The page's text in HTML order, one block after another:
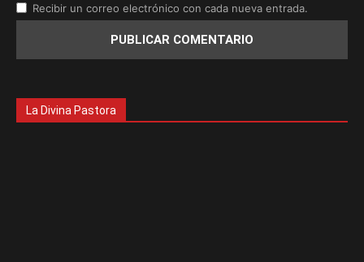
Recibir un correo electrónico con cada nueva entrada.
La Divina Pastora